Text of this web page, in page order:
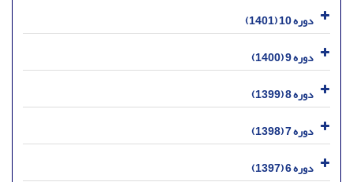
دوره 10 (1401)
دوره 9 (1400)
دوره 8 (1399)
دوره 7 (1398)
دوره 6 (1397)